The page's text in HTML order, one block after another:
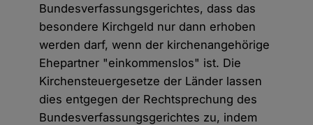
Bundesverfassungsgerichtes, dass das
besondere Kirchgeld nur dann erhoben
werden darf, wenn der kirchenangehörige
Ehepartner "einkommenslos" ist. Die
Kirchensteuergesetze der Länder lassen
dies entgegen der Rechtsprechung des
Bundesverfassungsgerichtes zu, indem